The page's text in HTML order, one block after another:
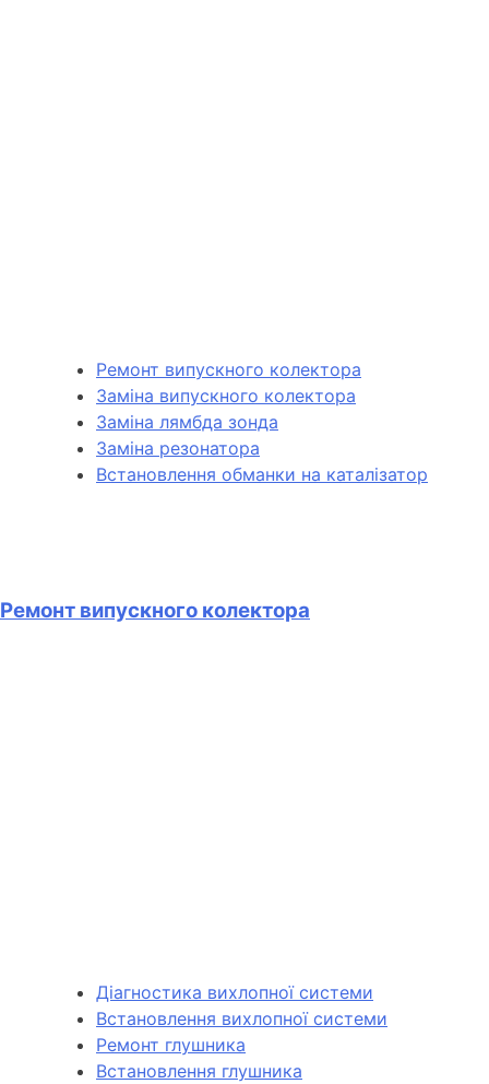
Ремонт випускного колектора
Заміна випускного колектора
Заміна лямбда зонда
Заміна резонатора
Встановлення обманки на каталізатор
Ремонт випускного колектора
Діагностика вихлопної системи
Встановлення вихлопної системи
Ремонт глушника
Встановлення глушника